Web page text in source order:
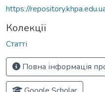
https://
Колекції
Статті
Повна інформація